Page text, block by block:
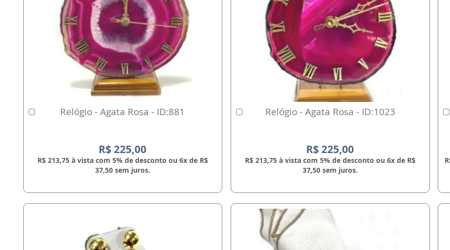
Relógio - Agata Rosa - ID:881
R$ 225,00
R$ 213,75 à vista com 5% de desconto ou 6x de R$
37,50 sem juros.
Comprar Relógio - Agata Rosa - ID:1023
R$ 225,00
R$ 213,75 à vista com 5% de desconto ou 6x de R$
37,50 sem juros.
Comprar